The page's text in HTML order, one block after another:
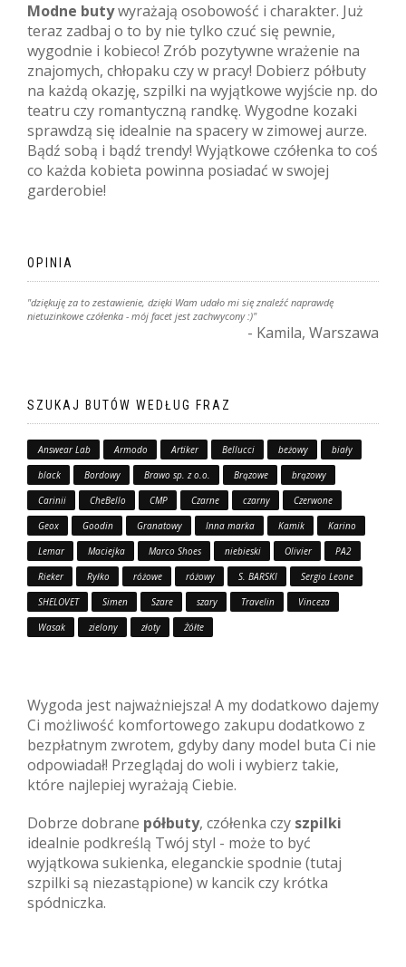
Modne butywyrażają osobowość i charakter. Już
teraz zadbaj o to by nie tylko czuć się pewnie,
wygodnie i kobieco! Zrób pozytywne wrażenie na
znajomych, chłopaku czy w pracy! Dobierz półbuty
na każdą okazję, szpilki na wyjątkowe wyjście np. do
teatru czy romantyczną randkę. Wygodne kozaki
sprawdzą się idealnie na spacery w zimowej aurze.
Bądź sobą i bądź trendy! Wyjątkowe czółenka to coś
co każda kobieta powinna posiadać w swojej
garderobie!
OPINIA
"dziękuję za to zestawienie, dzięki Wam udało mi się znaleźć naprawdę
nietuzinkowe czółenka - mój facet jest zachwycony :)"
- Kamila, Warszawa
SZUKAJ BUTÓW WEDŁUG FRAZ
Answear Lab Armodo Artiker Bellucci beżowy
biały
black
Bordowy Brawo sp. z o.o. Brązowe
brązowy
Carinii
CheBello CMP Czarne czarny
Czerwone
Geox
Goodin Granatowy Inna marka Kamik
Karino
Lemar
Maciejka Marco Shoes niebieski Olivier
PA2
Rieker
Ryłko różowe różowy S. BARSKI
Sergio Leone
SHELOVET
Simen Szare szary Travelin
Vinceza
Wasak
zielony złoty Żółte
Wygoda jest najważniejsza! A my dodatkowo dajemy
Ci możliwość komfortowego zakupu dodatkowo z
bezpłatnym zwrotem, gdyby dany model buta Ci nie
odpowiadał! Przeglądaj do woli i wybierz takie,
które najlepiej wyrażają Ciebie.
Dobrze dobrane półbuty, czółenka czy szpilki
idealnie podkreślą Twój styl - może to być
wyjątkowa sukienka, eleganckie spodnie (tutaj
szpilki są niezastąpione) w kancik czy krótka
spódniczka.